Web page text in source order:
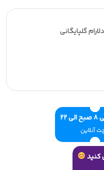
گلپایگانی
کنید